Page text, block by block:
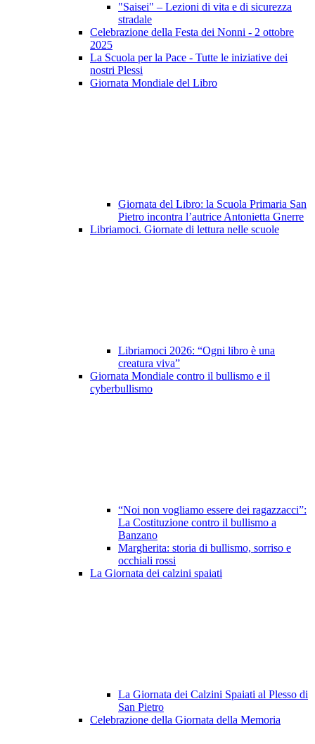
"Saisei" – Lezioni di vita e di sicurezza
stradale
Celebrazione della Festa dei Nonni - 2 ottobre
2025
La Scuola per la Pace - Tutte le iniziative dei
nostri Plessi
Giornata Mondiale del Libro
Giornata del Libro: la Scuola Primaria San
Pietro incontra l’autrice Antonietta Gnerre
Libriamoci. Giornate di lettura nelle scuole
Libriamoci 2026: “Ogni libro è una
creatura viva”
Giornata Mondiale contro il bullismo e il
cyberbullismo
“Noi non vogliamo essere dei ragazzacci”:
La Costituzione contro il bullismo a
Banzano
Margherita: storia di bullismo, sorriso e
occhiali rossi
La Giornata dei calzini spaiati
La Giornata dei Calzini Spaiati al Plesso di
San Pietro
Celebrazione della Giornata della Memoria